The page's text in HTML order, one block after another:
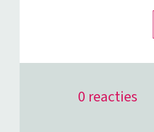
0 reacties